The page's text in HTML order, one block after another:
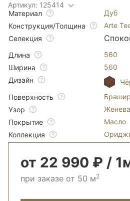
Артикул: 125414
Материал
Дуб
Конструкция/Толщина
Arte
Селекция
Длина
560
Ширина
560
Дизайн
Поверхность
Узор
Женева
Покрытие
Масло
Коллекция
от 22 990 ₽ /
при заказе от 50 м2